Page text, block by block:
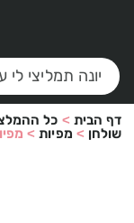
דף הבית > כל
שולחן > מפיות>